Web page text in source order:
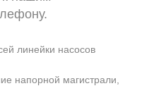
линейки насосов
напорной магистрали,